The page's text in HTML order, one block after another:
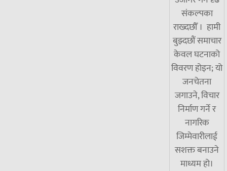
संकल्पका
राख्दछौँ । हामी
बुझ्दछौं समाचार
केवल घटनाको
विवरण होइन; यो
जनचेतना
जगाउने, विचार
निर्माण गर्ने र
नागरिक
जिम्मेवारीलाई
सशक्त बनाउने
माध्यम हो।